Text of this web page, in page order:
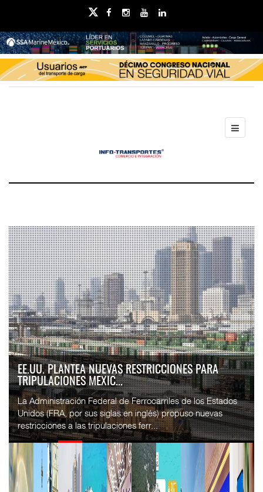
EE.UU. PLANTEA NUEVAS RESTRICCIONES PARA
TRIPULACIONES MEXIC...
La Administración Federal de Ferrocarriles de los Estados
Unidos (FRA, por sus siglas en inglés) propuso nuevas
restricciones a las tripulaciones ferr...